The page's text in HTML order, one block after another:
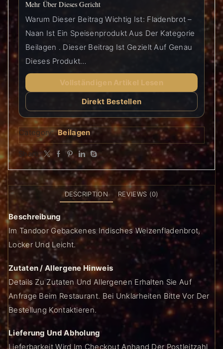
Mehr Über Dieses Gericht
Warum Dieser Beitrag Wichtig Ist: Fladenbrot –
Naan Ist Ein Speisenprodukt Aus Der Kategorie
Beilagen . Dieser Beitrag Ist Gezielt Auf Genau
Dieses Produkt…
Vollständigen Artikel Lesen
Direkt Bestellen
Category: Beilagen
Share:
DESCRIPTION REVIEWS (0)
Beschreibung
Im Tandoor Gebackenes Indisches Weizenfladenbrot,
Locker Und Leicht.
Zutaten / Allergene Hinweis
Details Zu Zutaten Und Allergenen Erhalten Sie Auf
Anfrage Beim Restaurant. Bei Unklarheiten Bitte Vor Der
Bestellung Kontaktieren.
Lieferung Und Abholung
Lieferbarkeit Wird Im Checkout Anhand Der Postleitzahl